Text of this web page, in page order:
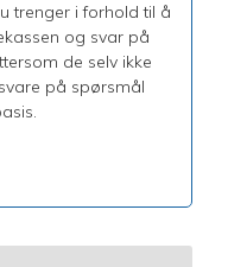
trenger i forhold til å
og svar på
de selv ikke
på spørsmål